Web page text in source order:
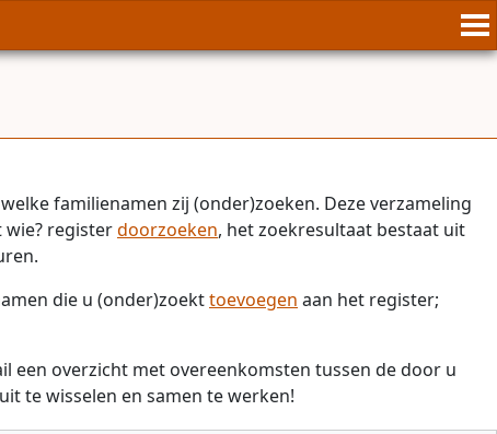
familienamen zij (onder)zoeken. Deze verzameling
registerdoorzoeken, het zoekresultaat bestaat uit
die u (onder)zoekttoevoegen aan het register;
een overzicht met overeenkomsten tussen de door u
te wisselen en samen te werken!